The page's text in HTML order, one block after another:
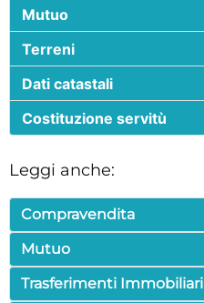
Mutuo
Terreni
Dati catastali
Costituzione servitù
Leggi anche:
Compravendita
Mutuo
Trasferimenti Immobiliari